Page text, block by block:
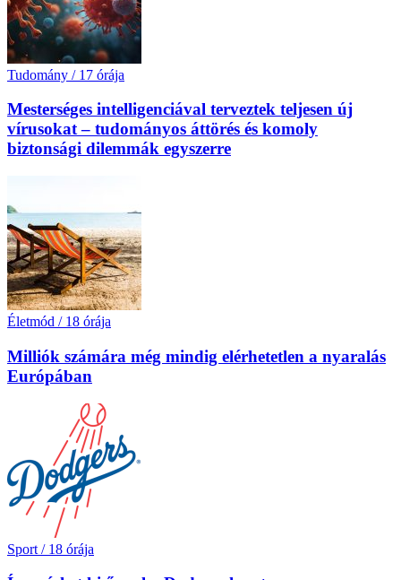
Tudomány / 17 órája
Mesterséges intelligenciával terveztek teljesen új
vírusokat – tudományos áttörés és komoly
biztonsági dilemmák egyszerre
Életmód / 18 órája
Milliók számára még mindig elérhetetlen a nyaralás
Európában
Sport / 18 órája